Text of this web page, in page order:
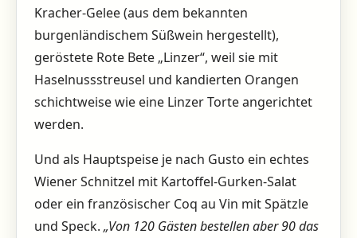
Kracher-Gelee (aus dem bekannten
burgenländischem Süßwein hergestellt),
geröstete Rote Bete „Linzer“, weil sie mit
Haselnussstreusel und kandierten Orangen
schichtweise wie eine Linzer Torte angerichtet
werden.
Und als Hauptspeise je nach Gusto ein echtes
Wiener Schnitzel mit Kartoffel-Gurken-Salat
oder ein französischer Coq au Vin mit Spätzle
und Speck. „Von 120 Gästen bestellen aber 90 das